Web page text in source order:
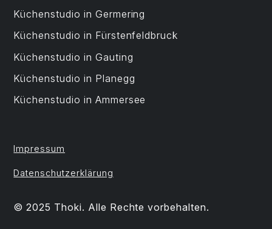
Küchenstudio in Germering
Küchenstudio in Fürstenfeldbruck
Küchenstudio in Gauting
Küchenstudio in Planegg
Küchenstudio in Ammersee
© 2025 Thoki. Alle Rechte vorbehalten.
Impressum
Datenschutzerklärung